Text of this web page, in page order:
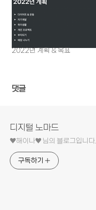
2022년 계획 & 목표
댓글
디지털 노마드
♥︎해이나♥︎ 님의 블로그입니다.
구독하기